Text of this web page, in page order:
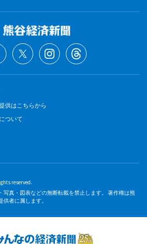
供はこちらから
ついて
reserved.
写真・図表などの無断転載を禁止します。 著作権は熊
者に属します。